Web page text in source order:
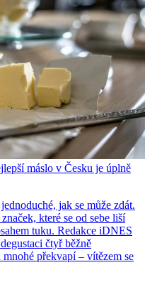
máslo v Česku je úplně
jak se může zdát.
které se od sebe liší
tuku. Redakce iDNES
čtyř běžně
překvapí – vítězem se